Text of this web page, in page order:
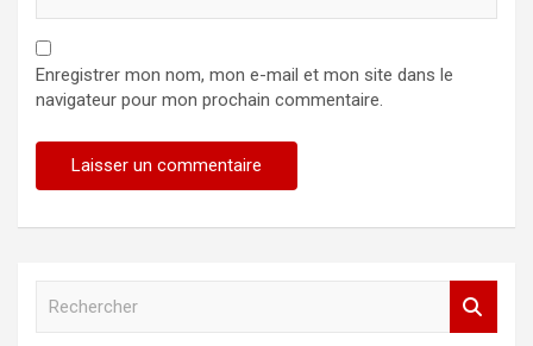
Enregistrer mon nom, mon e-mail et mon site dans le
navigateur pour mon prochain commentaire.